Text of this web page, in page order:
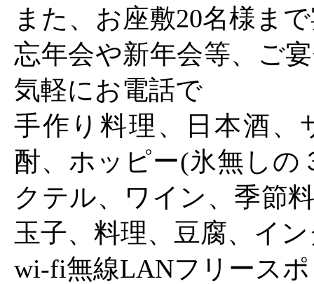
また、お座敷20名様ま
忘年会や新年会等、ご
気軽にお電話で
手作り料理、日本酒、
酎、ホッピー(氷無しの
クテル、ワイン、季節
玉子、料理、豆腐、イ
wi-fi無線LANフリース